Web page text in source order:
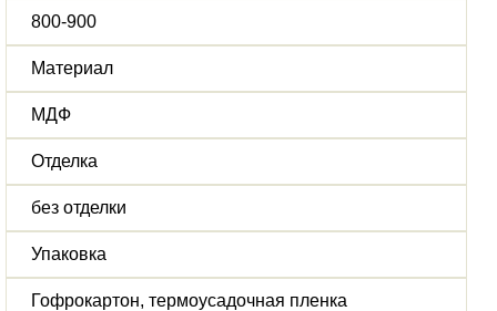
800-900
Материал
МДФ
Отделка
без отделки
Упаковка
Гофрокартон, термоусадочная пленка